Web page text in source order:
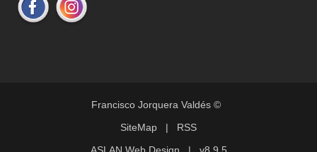
Francisco Jorquera Valdés©
SiteMap | RSS